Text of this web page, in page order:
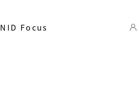
NID Focus